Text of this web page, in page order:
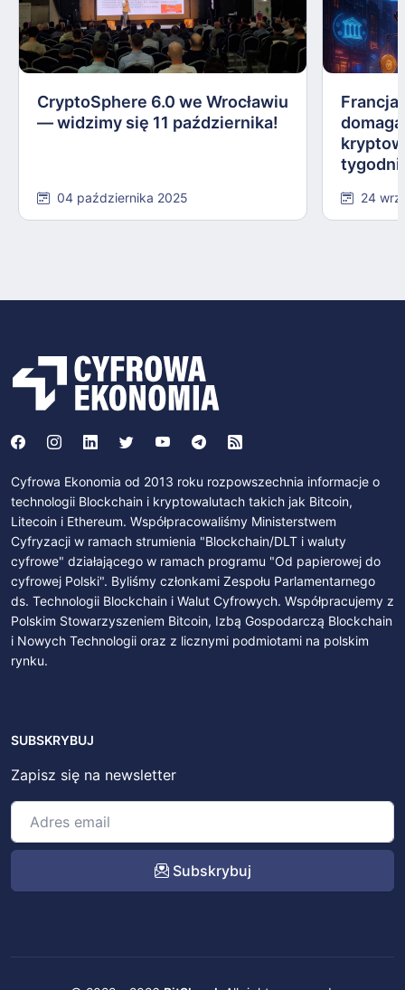
CryptoSphere 6.0 we Wrocławiu
— widzimy się 11 października!
04 października 2025 24
Cyfrowa Ekonomia od 2013 roku rozpowszechnia informacje o
technologii Blockchain i kryptowalutach takich jak Bitcoin,
Litecoin i Ethereum. Współpracowaliśmy Ministerstwem
Cyfryzacji w ramach strumienia "Blockchain/DLT i waluty
cyfrowe" działającego w ramach programu "Od papierowej do
cyfrowej Polski". Byliśmy członkami Zespołu Parlamentarnego
ds. Technologii Blockchain i Walut Cyfrowych. Współpracujemy z
Polskim Stowarzyszeniem Bitcoin, Izbą Gospodarczą Blockchain
i Nowych Technologii oraz z licznymi podmiotami na polskim
rynku.
SUBSKRYBUJ
Zapisz się na newsletter
Subskrybuj